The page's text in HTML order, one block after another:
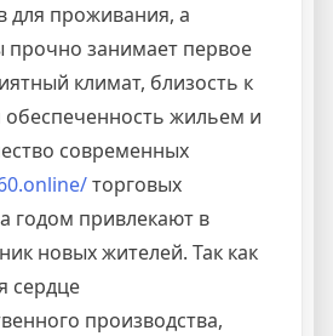
для проживания, а
прочно занимает первое
климат, близость к
жильем и
современных
торговых
годом привлекают в
новых жителей. Так как
сердце
производства,